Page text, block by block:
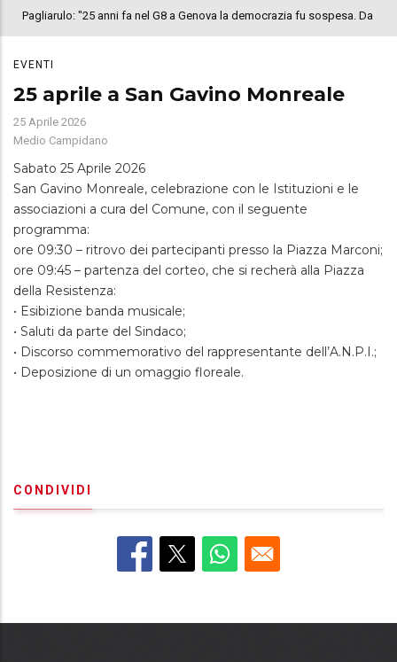
Pagliarulo: "25 anni fa nel G8 a Genova la democrazia fu sospesa. Da
colloca la morte di Abderrahim Fakir"
EVENTI
25 aprile a San Gavino Monreale
25 Aprile 2026
Medio Campidano
Sabato 25 Aprile 2026
San Gavino Monreale, celebrazione con le Istituzioni e le
associazioni a cura del Comune, con il seguente
programma:
ore 09:30 – ritrovo dei partecipanti presso la Piazza Marconi;
ore 09:45 – partenza del corteo, che si recherà alla Piazza
della Resistenza:
• Esibizione banda musicale;
• Saluti da parte del Sindaco;
• Discorso commemorativo del rappresentante dell’A.N.P.I.;
• Deposizione di un omaggio floreale.
CONDIVIDI